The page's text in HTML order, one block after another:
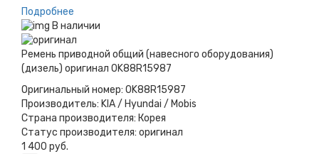
Подробнее
В наличии
Ремень приводной общий (навесного оборудования)
(дизель) оригинал 0K88R15987
Оригинальный номер: 0K88R15987
Производитель: KIA / Hyundai / Mobis
Страна производителя: Корея
Статус производителя: оригинал
1 400 руб.